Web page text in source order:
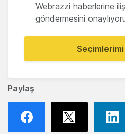
Paylaş
Webrazzi haberlerine
göndermesini